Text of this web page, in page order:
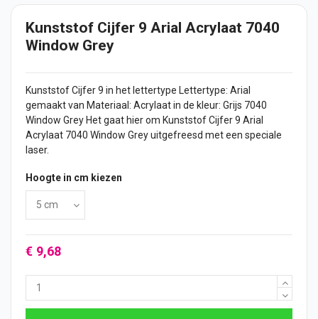
Kunststof Cijfer 9 Arial Acrylaat 7040
Window Grey
KunststofCijfer9 in het lettertype Lettertype: Arial
gemaakt van Materiaal: Acrylaat in de kleur: Grijs 7040
Window Grey Het gaat hier om Kunststof Cijfer 9 Arial
Acrylaat 7040 Window Grey uitgefreesd met een speciale
laser.
Hoogte in cm kiezen
€ 9,68